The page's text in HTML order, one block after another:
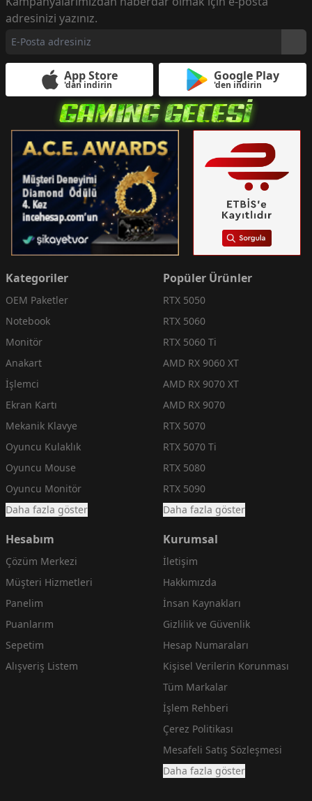
adresinizi yazınız.
App Store
'dan indirin
Google Play
'den indirin
Kategoriler
OEM Paketler
Notebook
Monitör
Anakart
İşlemci
Ekran Kartı
Mekanik Klavye
Oyuncu Kulaklık
Oyuncu Mouse
Oyuncu Monitör
Daha fazla göster
Popüler Ürünler
RTX 5050
RTX 5060
RTX 5060 Ti
AMD RX 9060 XT
AMD RX 9070 XT
AMD RX 9070
RTX 5070
RTX 5070 Ti
RTX 5080
RTX 5090
Daha fazla göster
Hesabım
Çözüm Merkezi
Müşteri Hizmetleri
Panelim
Puanlarım
Sepetim
Alışveriş Listem
Kurumsal
İletişim
Hakkımızda
İnsan Kaynakları
Gizlilik ve Güvenlik
Hesap Numaraları
Kişisel Verilerin Korunması
Tüm Markalar
İşlem Rehberi
Çerez Politikası
Mesafeli Satış Sözleşmesi
Daha fazla göster